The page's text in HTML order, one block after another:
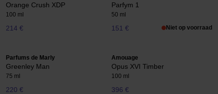
Orange Crush XDP
100 ml
214 €
Parfym 1
50 ml
151 € Niet op voorraad
Parfums de Marly
Greenley Man
75 ml
220 €
Amouage
Opus XVI Timber
100 ml
396 €